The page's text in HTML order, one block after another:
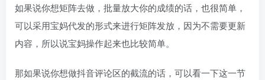
如果说你想矩阵去做，批量放大你的成绩的话，也很简单，
可以采用宝妈代发的形式来进行矩阵发放，因为不需要更新
内容，所以说宝妈操作起来也比较简单。
那如果说你想做抖音评论区的截流的话，可以看一下这一节